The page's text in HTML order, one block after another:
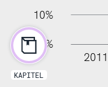
10%
0%
2011
KAPITEL